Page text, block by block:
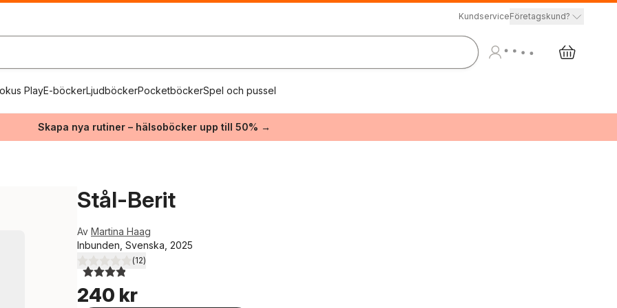
KundserviceFöretagskund?
PlayE-böckerLjudböckerPocketböckerSpel och pussel
Skapa nya rutiner – hälsoböcker upp till 50% →
Stål-Berit
Av Martina Haag
Inbunden, Svenska, 2025
3,9utav 5 stjärnor. Totalt antal röster:
(12)
240 kr